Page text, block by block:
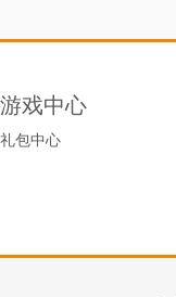
游戏中心
礼包中心